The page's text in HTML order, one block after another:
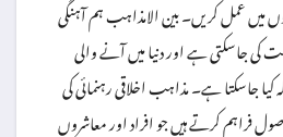
میں عمل کریں۔ بین الامذاہب ہم آہنگی
جاسکتی ہے اور دنیا میں آنے والی
کیا جاسکتا ہے۔ مذاہب اخلاقی رہنمائی کی
فراہم کرتے ہیں جو افراد اور معاشروں